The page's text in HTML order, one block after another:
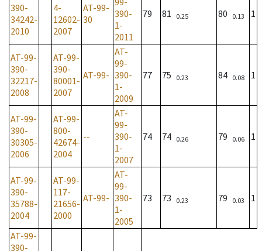
390-
34242-
2010
4-
12602-
2007
AT-99-
30
390-
1-
2011
79 81 0.25 80 0.13 1
AT-99-
390-
32217-
2008
AT-99-
390-
80001-
2007
AT-99-
AT-
99-
390-
1-
2009
77 75 0.23 84 0.08 1
AT-99-
390-
30305-
2006
AT-99-
800-
42674-
2004
--
AT-
99-
390-
1-
2007
74 74 0.26 79 0.06 1
AT-99-
390-
35788-
2004
AT-99-
117-
21656-
2000
AT-99-
AT-
99-
390-
1-
2005
73 73 0.23 79 0.03 1
AT-99-
390-